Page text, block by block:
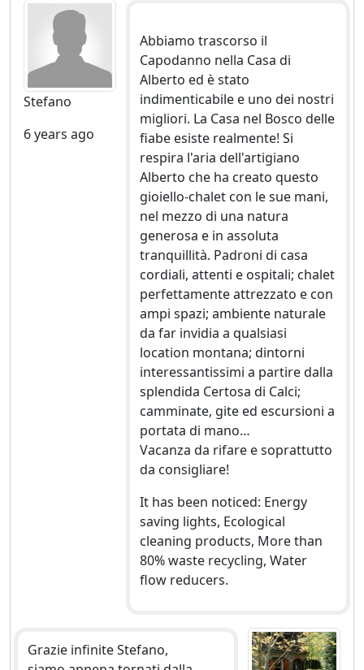
Stefano
6 years ago
Abbiamo trascorso il
Capodanno nella Casa di
Alberto ed è stato
indimenticabile e uno dei nostri
migliori. La Casa nel Bosco delle
fiabe esiste realmente! Si
respira l'aria dell'artigiano
Alberto che ha creato questo
gioiello-chalet con le sue mani,
nel mezzo di una natura
generosa e in assoluta
tranquillità. Padroni di casa
cordiali, attenti e ospitali; chalet
perfettamente attrezzato e con
ampi spazi; ambiente naturale
da far invidia a qualsiasi
location montana; dintorni
interessantissimi a partire dalla
splendida Certosa di Calci;
camminate, gite ed escursioni a
portata di mano…
Vacanza da rifare e soprattutto
da consigliare!
It has been noticed: Energy
saving lights, Ecological
cleaning products, More than
80% waste recycling, Water
flow reducers.
Grazie infinite Stefano,